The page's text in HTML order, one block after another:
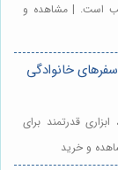
است. | مشاهده و
خانوادگی
قدرتمند برای
و خرید